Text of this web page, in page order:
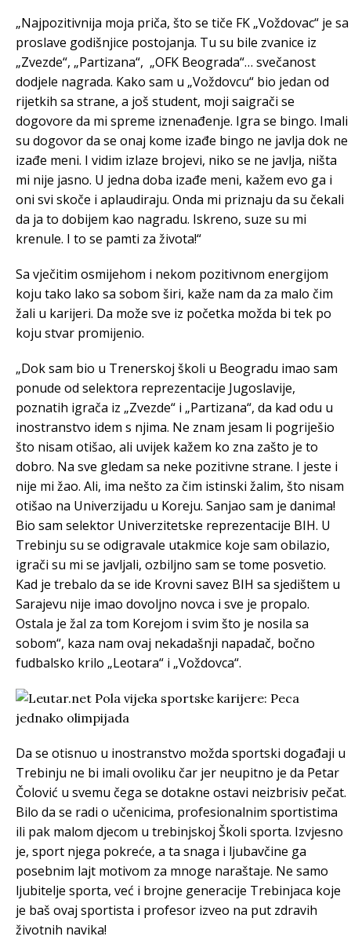
„Najpozitivnija moja priča, što se tiče FK „Voždovac“ je sa
proslave godišnjice postojanja. Tu su bile zvanice iz
„Zvezde“, „Partizana“, „OFK Beograda“… svečanost
dodjele nagrada. Kako sam u „Voždovcu“ bio jedan od
rijetkih sa strane, a još student, moji saigrači se
dogovore da mi spreme iznenađenje. Igra se bingo. Imali
su dogovor da se onaj kome izađe bingo ne javlja dok ne
izađe meni. I vidim izlaze brojevi, niko se ne javlja, ništa
mi nije jasno. U jedna doba izađe meni, kažem evo ga i
oni svi skoče i aplaudiraju. Onda mi priznaju da su čekali
da ja to dobijem kao nagradu. Iskreno, suze su mi
krenule. I to se pamti za života!“
Sa vječitim osmijehom i nekom pozitivnom energijom
koju tako lako sa sobom širi, kaže nam da za malo čim
žali u karijeri. Da može sve iz početka možda bi tek po
koju stvar promijenio.
„Dok sam bio u Trenerskoj školi u Beogradu imao sam
ponude od selektora reprezentacije Jugoslavije,
poznatih igrača iz „Zvezde“ i „Partizana“, da kad odu u
inostranstvo idem s njima. Ne znam jesam li pogriješio
što nisam otišao, ali uvijek kažem ko zna zašto je to
dobro. Na sve gledam sa neke pozitivne strane. I jeste i
nije mi žao. Ali, ima nešto za čim istinski žalim, što nisam
otišao na Univerzijadu u Koreju. Sanjao sam je danima!
Bio sam selektor Univerzitetske reprezentacije BIH. U
Trebinju su se odigravale utakmice koje sam obilazio,
igrači su mi se javljali, ozbiljno sam se tome posvetio.
Kad je trebalo da se ide Krovni savez BIH sa sjedištem u
Sarajevu nije imao dovoljno novca i sve je propalo.
Ostala je žal za tom Korejom i svim što je nosila sa
sobom“, kaza nam ovaj nekadašnji napadač, bočno
fudbalsko krilo „Leotara“ i „Voždovca“.
Da se otisnuo u inostranstvo možda sportski događaji u
Trebinju ne bi imali ovoliku čar jer neupitno je da Petar
Čolović u svemu čega se dotakne ostavi neizbrisiv pečat.
Bilo da se radi o učenicima, profesionalnim sportistima
ili pak malom djecom u trebinjskoj Školi sporta. Izvjesno
je, sport njega pokreće, a ta snaga i ljubavčine ga
posebnim lajt motivom za mnoge naraštaje. Ne samo
ljubitelje sporta, već i brojne generacije Trebinjaca koje
je baš ovaj sportista i profesor izveo na put zdravih
životnih navika!